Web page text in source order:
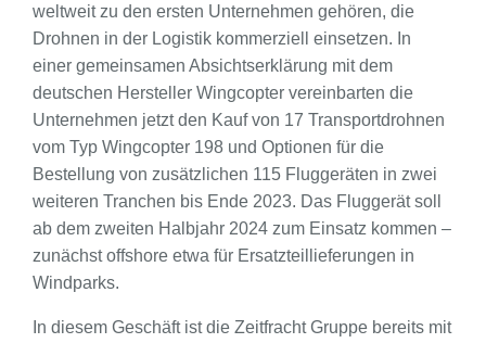
weltweit zu den ersten Unternehmen gehören, die
Drohnen in der Logistik kommerziell einsetzen. In
einer gemeinsamen Absichtserklärung mit dem
deutschen Hersteller Wingcopter vereinbarten die
Unternehmen jetzt den Kauf von 17 Transportdrohnen
vom Typ Wingcopter 198 und Optionen für die
Bestellung von zusätzlichen 115 Fluggeräten in zwei
weiteren Tranchen bis Ende 2023. Das Fluggerät soll
ab dem zweiten Halbjahr 2024 zum Einsatz kommen –
zunächst offshore etwa für Ersatzteillieferungen in
Windparks.
In diesem Geschäft ist die Zeitfracht Gruppe bereits mit